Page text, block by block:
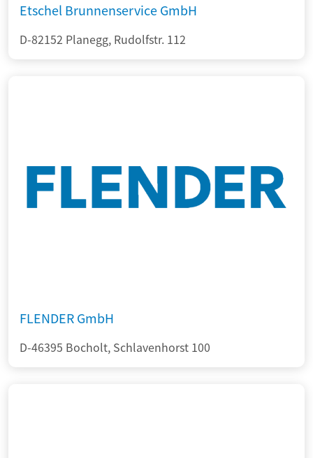
Etschel Brunnenservice GmbH
D-82152 Planegg, Rudolfstr. 112
FLENDER GmbH
D-46395 Bocholt, Schlavenhorst 100